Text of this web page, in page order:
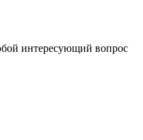
интересующий вопрос